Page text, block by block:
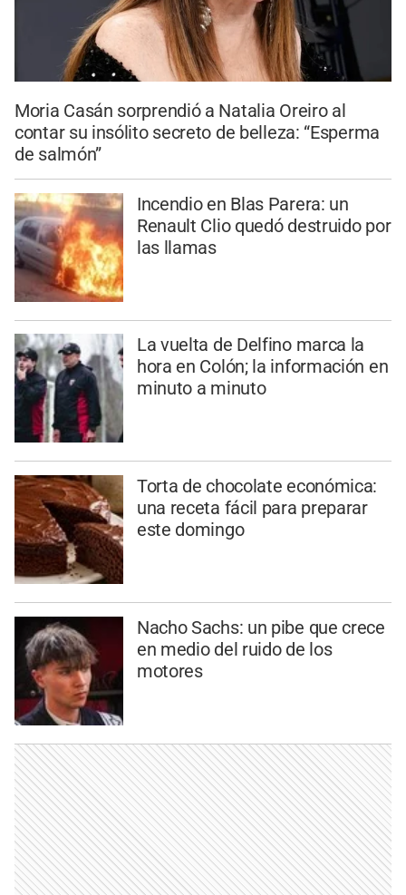
Moria Casán sorprendió a Natalia Oreiro al
contar su insólito secreto de belleza: “Esperma
de salmón”
Incendio en Blas Parera: un
Renault Clio quedó destruido por
las llamas
La vuelta de Delfino marca la
hora en Colón; la información en
minuto a minuto
Torta de chocolate económica:
una receta fácil para preparar
este domingo
Nacho Sachs: un pibe que crece
en medio del ruido de los
motores